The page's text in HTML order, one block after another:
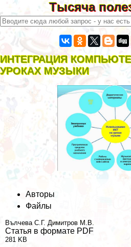
Тысяча
ИНТЕГРАЦИЯ
УРОКАХ МУЗЫКИ
Авторы
Файлы
Вълчева С.Г. Димитров М.В.
Статья в формате PDF
281 KB